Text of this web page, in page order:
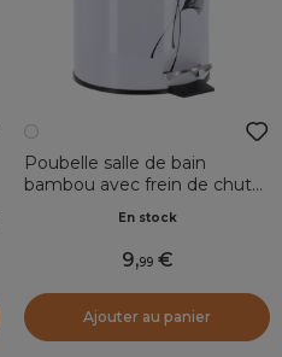
Poubelle salle de bain
bambou avec frein de chute
En stock
9,99
Ajouter au panier